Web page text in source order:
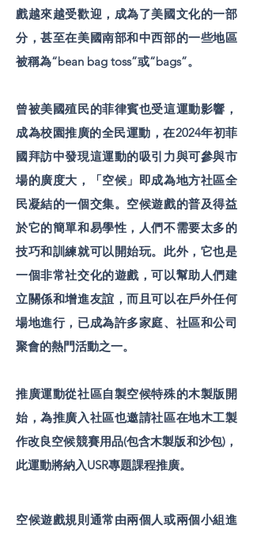
戲越來越受歡迎，成為了美國文化的一部
分，甚至在美國南部和中西部的一些地區
被稱為“bean bag toss”或“bags”。
曾被美國殖民的菲律賓也受這運動影響，
成為校園推廣的全民運動，在2024年初菲
國拜訪中發現這運動的吸引力與可參與市
場的廣度大，「空候」即成為地方社區全
民凝結的一個交集。空候遊戲的普及得益
於它的簡單和易學性，人們不需要太多的
技巧和訓練就可以開始玩。此外，它也是
一個非常社交化的遊戲，可以幫助人們建
立關係和增進友誼，而且可以在戶外任何
場地進行，已成為許多家庭、社區和公司
聚會的熱門活動之一。
推廣運動從社區自製空候特殊的木製版開
始，為推廣入社區也邀請社區在地木工製
作改良空候競賽用品(包含木製版和沙包)，
此運動將納入USR專題課程推廣。
空候遊戲規則通常由兩個人或兩個小組進